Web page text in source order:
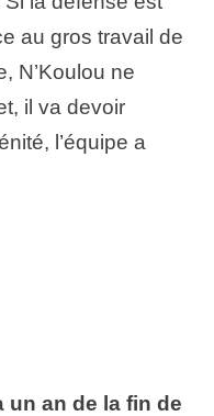
au gros travail de
N’Koulou ne
il va devoir
l’équipe a
un an de la fin de